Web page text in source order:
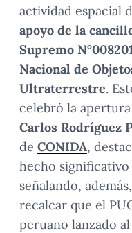
actividad espacial
apoyo de la
Supremo
Nacional de
Ultraterrestre.
celebró la
Carlos Rodríguez
de CONIDA,
hecho
señalando,
recalcar que el
peruano lanzado